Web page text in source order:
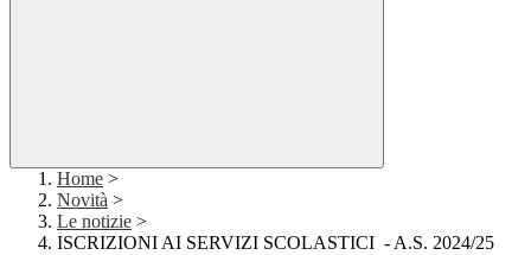
Home >
Novità >
Le notizie >
ISCRIZIONI AI SERVIZI SCOLASTICI - A.S. 2024/25